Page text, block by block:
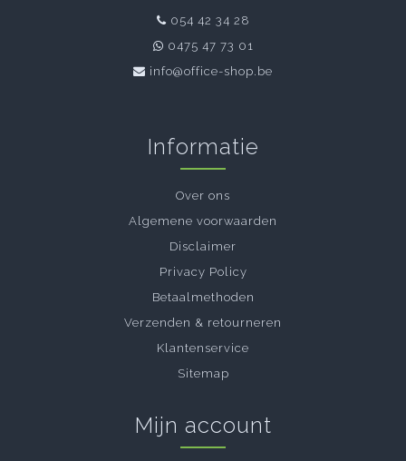
054 42 34 28
0475 47 73 01
info@office-shop.be
Informatie
Over ons
Algemene voorwaarden
Disclaimer
Privacy Policy
Betaalmethoden
Verzenden & retourneren
Klantenservice
Sitemap
Mijn account